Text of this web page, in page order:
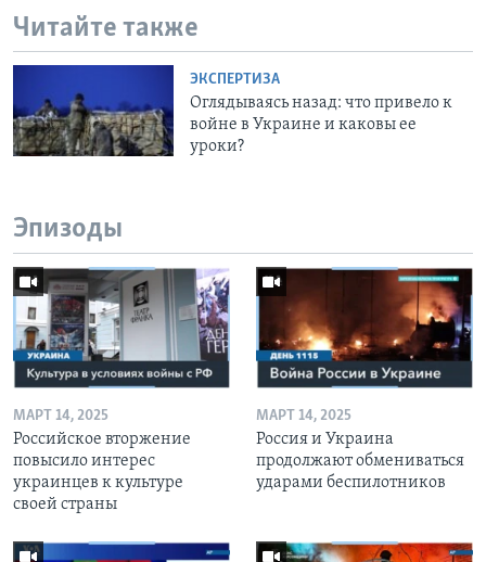
Читайте также
ЭКСПЕРТИЗА
Оглядываясь назад: что привело к
войне в Украине и каковы ее
уроки?
Эпизоды
МАРТ 14, 2025
Российское вторжение
повысило интерес
украинцев к культуре
своей страны
МАРТ 14, 2025
Россия и Украина
продолжают обмениваться
ударами беспилотников